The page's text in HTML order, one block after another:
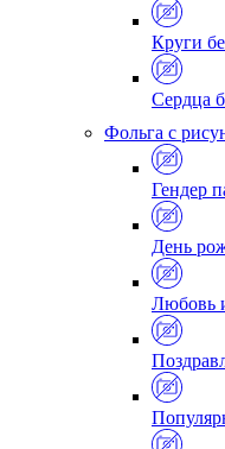
Круги
Сердца
Фольга с
Гендер
День
Любовь